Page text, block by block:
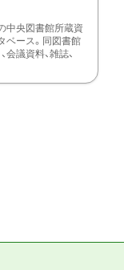
中央図書館所蔵資
ベース。同図書館
議資料、雑誌、